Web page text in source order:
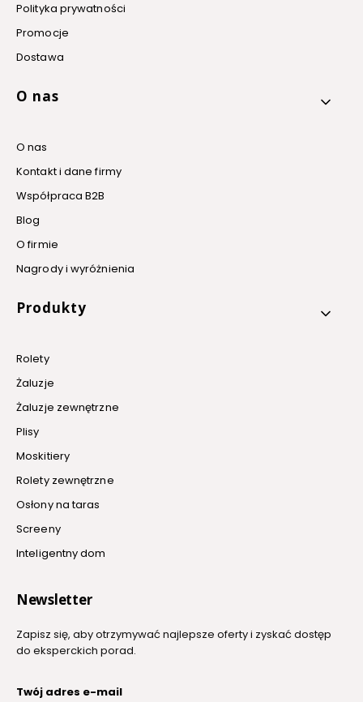
Polityka prywatności
Promocje
Dostawa
O nas
O nas
Kontakt i dane firmy
Współpraca B2B
Blog
O firmie
Nagrody i wyróżnienia
Produkty
Rolety
Żaluzje
Żaluzje zewnętrzne
Plisy
Moskitiery
Rolety zewnętrzne
Osłony na taras
Screeny
Inteligentny dom
Newsletter
Zapisz się, aby otrzymywać najlepsze oferty i zyskać dostęp
do eksperckich porad.
Twój adres e-mail